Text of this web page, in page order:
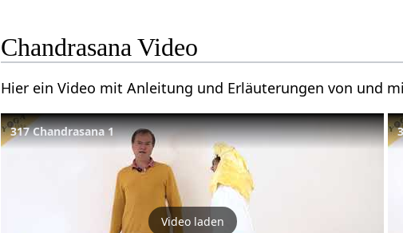
Chandrasana Video
Hier ein Video mit Anleitung und Erläuterungen von und
317 Chandrasana 1
Video laden